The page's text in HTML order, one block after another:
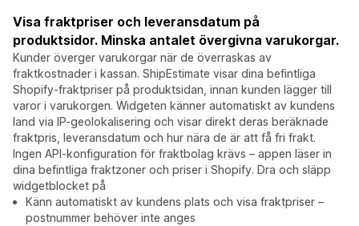
Visa fraktpriser och leveransdatum på
produktsidor. Minska antalet övergivna varukorgar.
Kunder överger varukorgar när de överraskas av
fraktkostnader i kassan. ShipEstimate visar dina befintliga
Shopify-fraktpriser på produktsidan, innan kunden lägger till
varor i varukorgen. Widgeten känner automatiskt av kundens
land via IP-geolokalisering och visar direkt deras beräknade
fraktpris, leveransdatum och hur nära de är att få fri frakt.
Ingen API-konfiguration för fraktbolag krävs – appen läser in
dina befintliga fraktzoner och priser i Shopify. Dra och släpp
widgetblocket på
Känn automatiskt av kundens plats och visa fraktpriser –
postnummer behöver inte anges